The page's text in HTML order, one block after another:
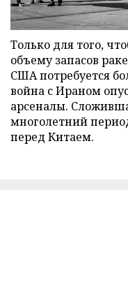
Только для того,
объему запасов
США потребуется
война с Ираном
арсеналы.
многолетний
перед Китаем.